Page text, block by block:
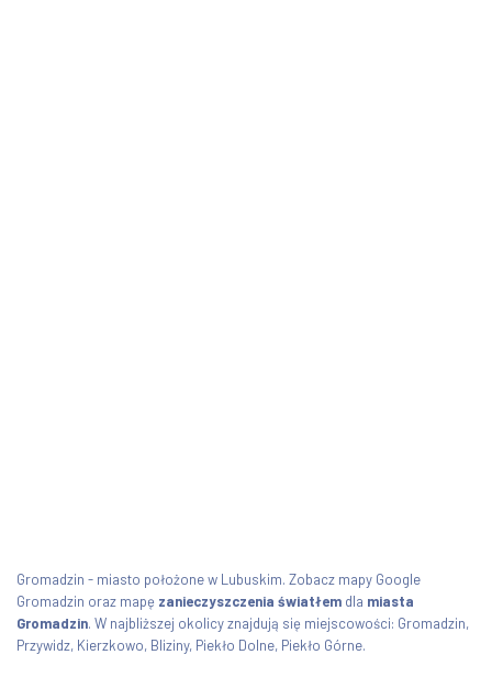
Gromadzin - miasto położone w Lubuskim. Zobacz mapy Google
Gromadzin oraz mapę zanieczyszczenia światłem dla miasta
Gromadzin. W najbliższej okolicy znajdują się miejscowości: Gromadzin,
Przywidz, Kierzkowo, Bliziny, Piekło Dolne, Piekło Górne.